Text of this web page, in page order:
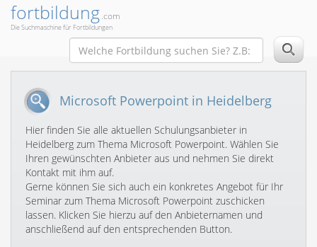
fortbildung.com
Die Suchmaschine für Fortbildungen
Microsoft Powerpoint in Heidelberg
Hier finden Sie alle aktuellen Schulungsanbieter in
Heidelberg zum Thema Microsoft Powerpoint. Wählen Sie
Ihren gewünschten Anbieter aus und nehmen Sie direkt
Kontakt mit ihm auf.
Gerne können Sie sich auch ein konkretes Angebot für Ihr
Seminar zum Thema Microsoft Powerpoint zuschicken
lassen. Klicken Sie hierzu auf den Anbieternamen und
anschließend auf den entsprechenden Button.